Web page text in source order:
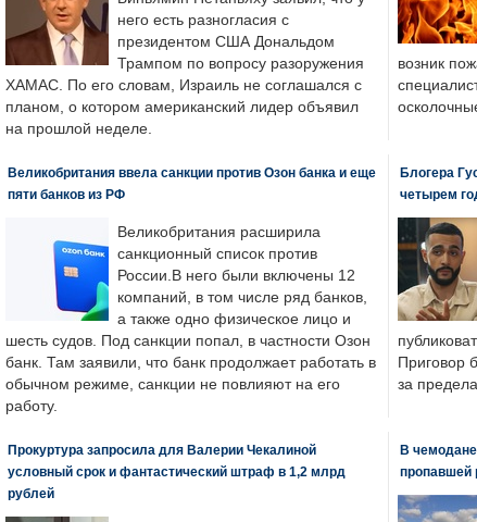
него есть разногласия с
президентом США Дональдом
Трампом по вопросу разоружения
ХАМАС. По его словам, Израиль не соглашался с
планом, о котором американский лидер объявил
на прошлой неделе.
возник
Великобритания ввела санкции против Озон банка и еще
пяти банков из РФ
Великобритания расширила
санкционный список против
России.В него были включены 12
компаний, в том числе ряд банков,
а также одно физическое лицо и
шесть судов. Под санкции попал, в частности Озон
банк. Там заявили, что банк продолжает работать в
обычном режиме, санкции не повлияют на его
работу.
Блогера
четырем
Приговор
за
Прокуртура запросила для Валерии Чекалиной
условный срок и фантастический штраф в 1,2 млрд
рублей
В
пропавшей